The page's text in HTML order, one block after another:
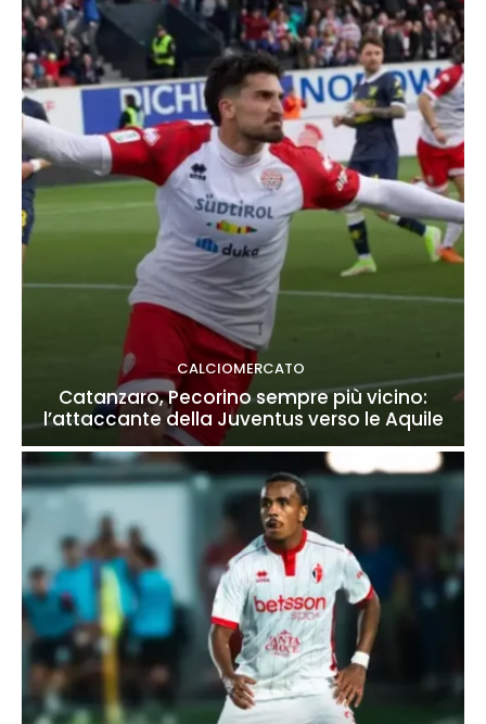
CALCIOMERCATO
Catanzaro, Pecorino sempre più vicino:
l’attaccante della Juventus verso le Aquile